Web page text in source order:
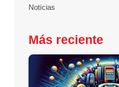
Notícias
Más reciente